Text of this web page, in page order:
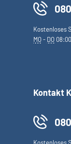
Kostenloses
MO- DO
Kontakt